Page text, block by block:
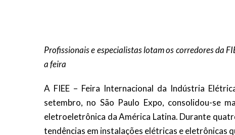
Profissionais e especialistas lotam os corredores da
a feira
A FIEE – Feira Internacional da Indústria
setembro, no São Paulo Expo, consolidou-se
eletroeletrônica da América Latina. Durante
tendências em instalações elétricas e eletrônicas